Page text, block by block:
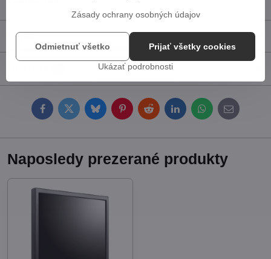
Popis
FacebookTwitterBlueskyPinterestRedditLinkedInWhatsApp
E-
mail
Naposledy prezerané produkty
Zásady ochrany osobných údajov
Ukázať podrobnosti
Prijať všetky cookies
Odmietnuť všetko